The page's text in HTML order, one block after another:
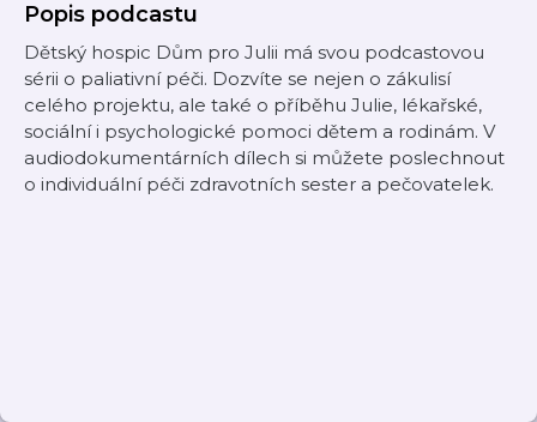
Popis podcastu
Dětský hospic Dům pro Julii má svou podcastovou
sérii o paliativní péči. Dozvíte se nejen o zákulisí
celého projektu, ale také o příběhu Julie, lékařské,
sociální i psychologické pomoci dětem a rodinám. V
audiodokumentárních dílech si můžete poslechnout
o individuální péči zdravotních sester a pečovatelek.